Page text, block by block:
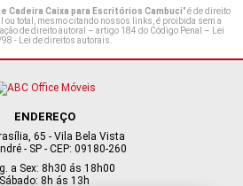
Cadeira Caixa para Escritórios Cambuci" é de direito
ou total, mesmo citando nossos links, é proibida sem a
de direito autoral – artigo 184 do Código Penal – Lei
- Lei de direitos autorais.
ENDEREÇO
65 - Vila Bela Vista
- SP - CEP: 09180-260
a Sex: 8h30 ás 18h00
Sábado: 8h ás 13h